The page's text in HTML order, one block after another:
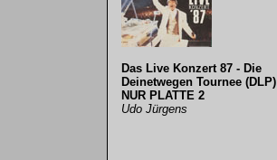
Das Live Konzert 87 - Die
Deinetwegen Tournee (DLP)
NUR PLATTE 2
Udo Jürgens